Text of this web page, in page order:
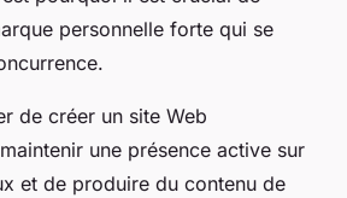
personnelle forte qui se
de créer un site Web
une présence active sur
et de produire du contenu de